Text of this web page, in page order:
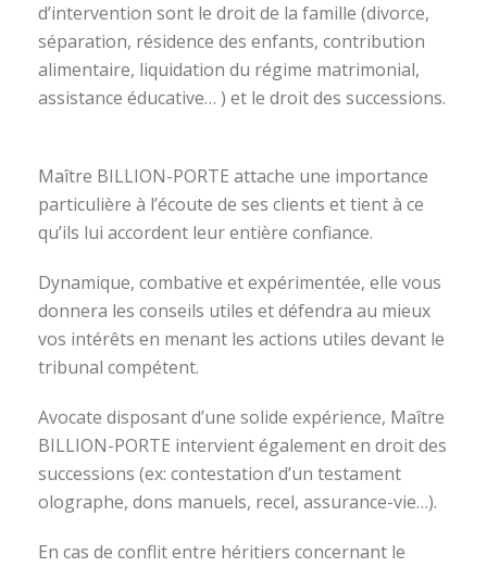
d’intervention sont le droit de la famille (divorce,
séparation, résidence des enfants, contribution
alimentaire, liquidation du régime matrimonial,
assistance éducative… ) et le droit des successions.
Maître BILLION-PORTE attache une importance
particulière à l’écoute de ses clients et tient à ce
qu’ils lui accordent leur entière confiance.
Dynamique, combative et expérimentée, elle vous
donnera les conseils utiles et défendra au mieux
vos intérêts en menant les actions utiles devant le
tribunal compétent.
Avocate disposant d’une solide expérience, Maître
BILLION-PORTE intervient également en droit des
successions (ex: contestation d’un testament
olographe, dons manuels, recel, assurance-vie…).
En cas de conflit entre héritiers concernant le